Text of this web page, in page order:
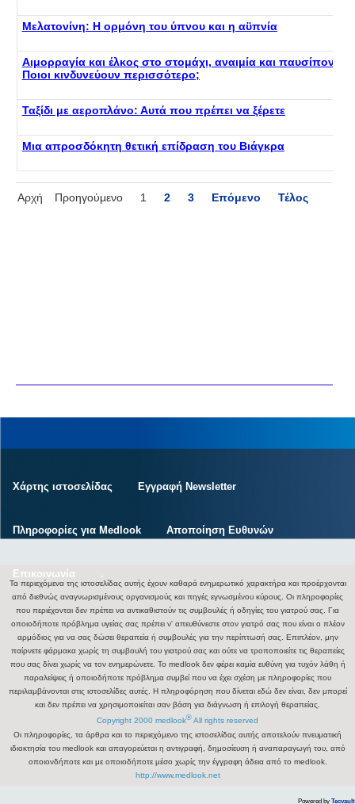
Μελατονίνη: Η ορμόνη του ύπνου και η αϋπνία
Αιμορραγία και έλκος στο στομάχι, αναιμία και παυσίπονα:
Ποιοι κινδυνεύουν περισσότερο;
Ταξίδι με αεροπλάνο: Αυτά που πρέπει να ξέρετε
Μια απροσδόκητη θετική επίδραση του Βιάγκρα
Αρχή Προηγούμενο 1 2 3 Επόμενο Τέλος
Χάρτης ιστοσελίδας Εγγραφή Newsletter
Πληροφορίες για Medlook Αποποίηση Ευθυνών
Επικοινωνία .
Τα περιεχόμενα της ιστοσελίδας αυτής έχουν καθαρά ενημερωτικό χαρακτήρα και προέρχονται
από διεθνώς αναγνωρισμένους οργανισμούς και πηγές εγνωσμένου κύρους. Οι πληροφορίες
που περιέχονται δεν πρέπει να αντικαθιστούν τις συμβουλές ή οδηγίες του γιατρού σας. Για
οποιοδήποτε πρόβλημα υγείας σας πρέπει ν' απευθύνεστε στον γιατρό σας που είναι ο πλέον
αρμόδιος για να σας δώσει θεραπεία ή συμβουλές για την περίπτωσή σας. Επιπλέον, μην
παίρνετε φάρμακα χωρίς τη συμβουλή του γιατρού σας και ούτε να τροποποιείτε τις θεραπείες
που σας δίνει χωρίς να τον ενημερώνετε. Το medlook δεν φέρει καμία ευθύνη για τυχόν λάθη ή
παραλείψεις ή οποιοδήποτε πρόβλημα συμβεί που να έχει σχέση με πληροφορίες που
περιλαμβάνονται στις ιστοσελίδες αυτές. Η πληροφόρηση που δίνεται εδώ δεν είναι, δεν μπορεί
και δεν πρέπει να χρησιμοποιείται σαν βάση για διάγνωση ή επιλογή θεραπείας.
Copyright 2000 medlook® All rights reserved
Οι πληροφορίες, τα άρθρα και το περιεχόμενο της ιστοσελίδας αυτής αποτελούν πνευματική
ιδιοκτησία του medlook και απαγορεύεται η αντιγραφή, δημοσίευση ή αναπαραγωγή του, από
οποιονδήποτε και με οποιοδήποτε μέσο χωρίς την έγγραφη άδεια από το medlook.
http://www.medlook.net
Powered by Tecvault